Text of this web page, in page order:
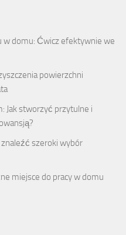
w domu: Ćwicz efektywnie we
powierzchni
Jak stworzyć przytulne i
szeroki wybór
miejsce do pracy w domu